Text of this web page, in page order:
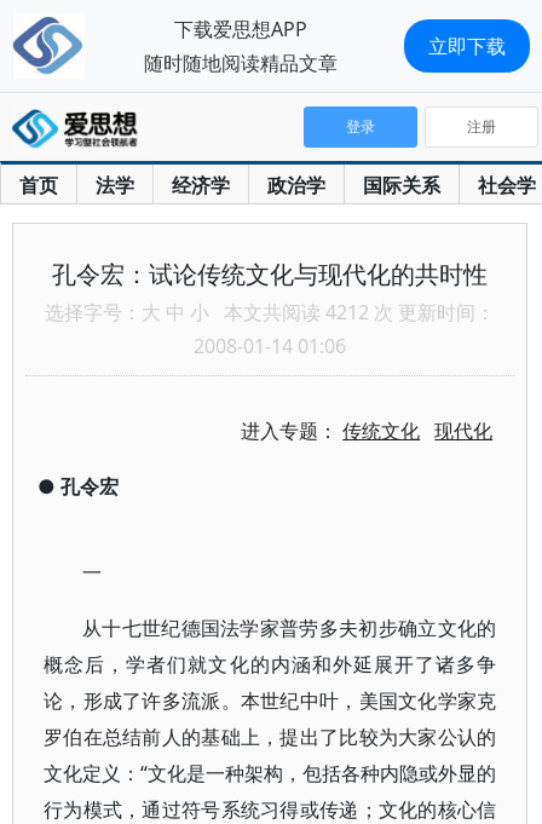
首页 法学 经济学 政治学 国际关系 社会学
登录 注册
孔令宏：试论传统文化与现代化的共时性
选择字号： 大 中 小 本文共阅读 4212 次 更新时间：
2008-01-14 01:06
进入专题：传统文化 现代化
● 孔令宏
一
从十七世纪德国法学家普劳多夫初步确立文化的
概念后，学者们就文化的内涵和外延展开了诸多争
论，形成了许多流派。本世纪中叶，美国文化学家克
罗伯在总结前人的基础上，提出了比较为大家公认的
文化定义：“文化是一种架构，包括各种内隐或外显的
行为模式，通过符号系统习得或传递；文化的核心信
下载爱思想APP
随时随地阅读精品文章
立即下载